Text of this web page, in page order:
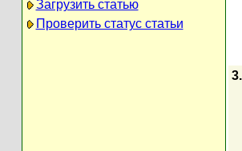
Загрузить статью
Проверить статус статьи
3.